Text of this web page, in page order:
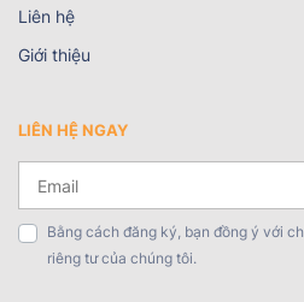
Liên hệ
Giới thiệu
LIÊN HỆ NGAY
Bằng cách đăng ký, bạn đồng ý với
riêng tư của chúng tôi.